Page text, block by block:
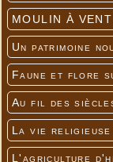
MOULIN À
Un patrimoine
Faune et flore
Au fil des
La vie religieuse
L'agriculture